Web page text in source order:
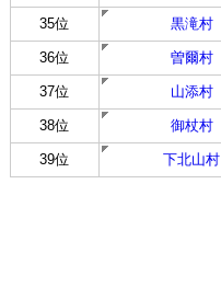
35位 黒滝村
36位 曽爾村
37位 山添村
38位 御杖村
39位 下北山村